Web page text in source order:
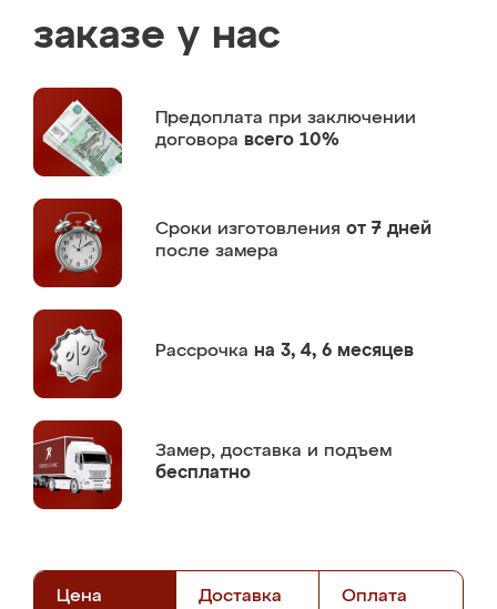
заказе у нас
Предоплата при заключении
договора всего 10%
Сроки изготовления от 7 дней
после замера
Рассрочка на 3, 4, 6 месяцев
Замер, доставка и подъем
бесплатно
Цена Доставка Оплата